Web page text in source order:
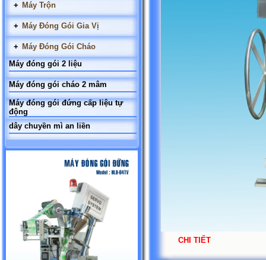
+ Máy Trộn
+ Máy Đóng Gói Gia Vị
+ Máy Đóng Gói Cháo
Máy đóng gói 2 liệu
Máy đóng gói cháo 2 mâm
Máy đóng gói đứng cấp liệu tự
động
dây chuyền mì an liền
CHI TIẾT